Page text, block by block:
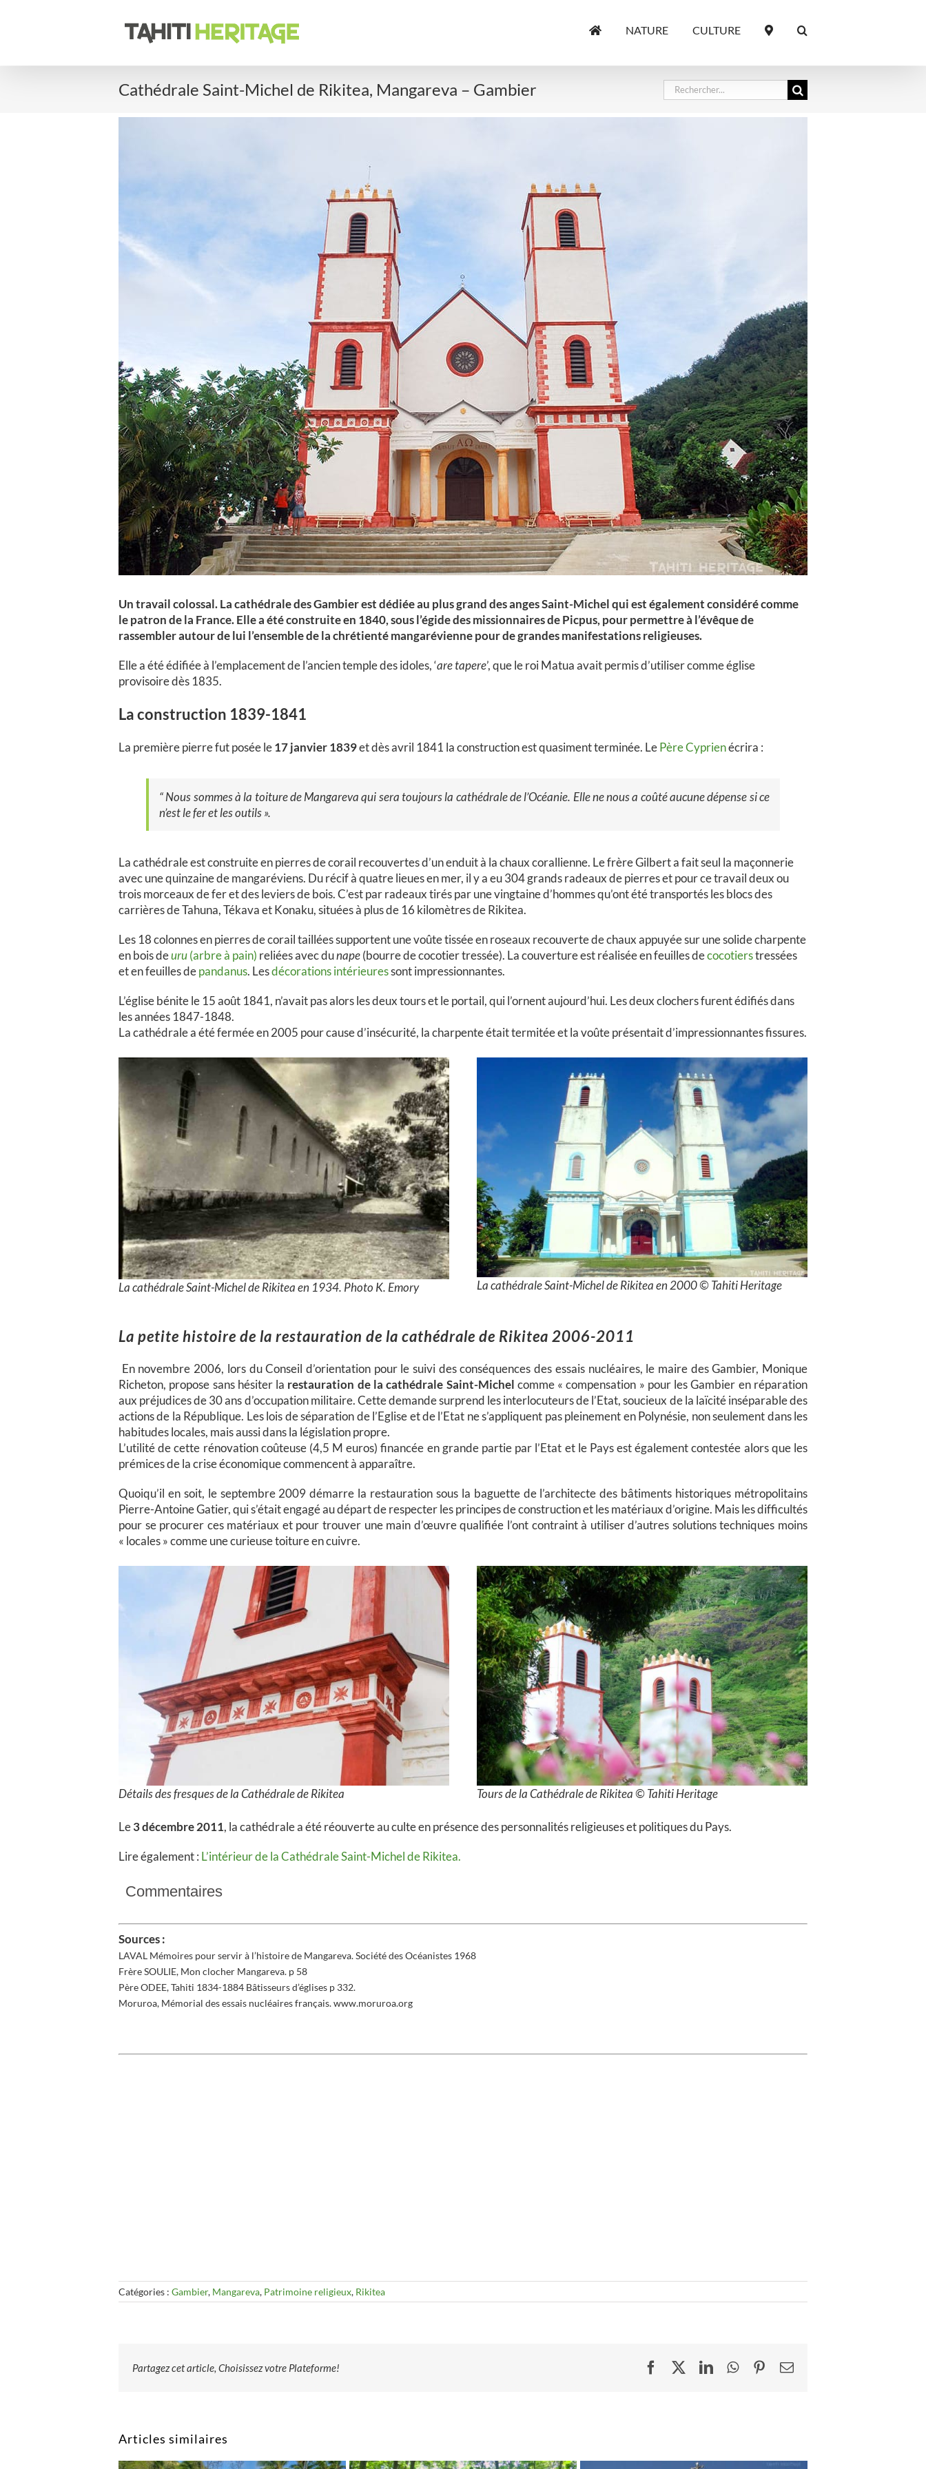
NATURE CULTURE
Cathédrale Saint-Michel de Rikitea, Mangareva – Gambier Rechercher:
Un travail colossal. La cathédrale des Gambier est dédiée au plus grand des anges Saint-Michel qui est également considéré comme
le patron de la France. Elle a été construite en 1840, sous l’égide des missionnaires de Picpus, pour permettre à l’évêque de
rassembler autour de lui l’ensemble de la chrétienté mangarévienne pour de grandes manifestations religieuses.
Elle a été édifiée à l’emplacement de l’ancien temple des idoles, ‘are tapere’, que le roi Matua avait permis d’utiliser comme église
provisoire dès 1835.
La construction 1839-1841
La première pierre fut posée le17 janvier 1839et dès avril 1841 la construction est quasiment terminée. LePère Cyprienécrira :
“ Nous sommes à la toiture de Mangareva qui sera toujours la cathédrale de l’Océanie. Elle ne nous a coûté aucune dépense si ce
n’est le fer et les outils ».
La cathédrale est construite en pierres de corail recouvertes d’un enduit à la chaux corallienne. Le frère Gilbert a fait seul la maçonnerie
avec une quinzaine de mangaréviens. Du récif à quatre lieues en mer, il y a eu 304 grands radeaux de pierres et pour ce travail deux ou
trois morceaux de fer et des leviers de bois. C’est par radeaux tirés par une vingtaine d’hommes qu’ont été transportés les blocs des
carrières de Tahuna, Tékava et Konaku, situées à plus de 16 kilomètres de Rikitea.
Les 18 colonnes en pierres de corail taillées supportent une voûte tissée en roseaux recouverte de chaux appuyée sur une solide charpente
en bois deuru(arbre à pain) reliées avec dunape(bourre de cocotier tressée). La couverture est réalisée en feuilles decocotierstressées
et en feuilles depandanus. Lesdécorations intérieuressont impressionnantes.
L’église bénite le 15 août 1841, n’avait pas alors les deux tours et le portail, qui l’ornent aujourd’hui. Les deux clochers furent édifiés dans
les années 1847-1848.
La cathédrale a été fermée en 2005 pour cause d’insécurité, la charpente était termitée et la voûte présentait d’impressionnantes fissures.
La cathédrale Saint-Michel de Rikitea en 1934. Photo K. Emory La cathédrale Saint-Michel de Rikitea en 2000 © Tahiti Heritage
La petite histoire de la restauration de la cathédrale de Rikitea 2006-2011
En novembre 2006, lors du Conseil d’orientation pour le suivi des conséquences des essais nucléaires, le maire des Gambier, Monique
Richeton, propose sans hésiter la restauration de la cathédrale Saint-Michel comme « compensation » pour les Gambier en réparation
aux préjudices de 30 ans d’occupation militaire. Cette demande surprend les interlocuteurs de l’Etat, soucieux de la laïcité inséparable des
actions de la République. Les lois de séparation de l’Eglise et de l’Etat ne s’appliquent pas pleinement en Polynésie, non seulement dans les
habitudes locales, mais aussi dans la législation propre.
L’utilité de cette rénovation coûteuse (4,5 M euros) financée en grande partie par l’Etat et le Pays est également contestée alors que les
prémices de la crise économique commencent à apparaître.
Quoiqu’il en soit, le septembre 2009 démarre la restauration sous la baguette de l’architecte des bâtiments historiques métropolitains
Pierre-Antoine Gatier, qui s’était engagé au départ de respecter les principes de construction et les matériaux d’origine. Mais les difficultés
pour se procurer ces matériaux et pour trouver une main d’œuvre qualifiée l’ont contraint à utiliser d’autres solutions techniques moins
« locales » comme une curieuse toiture en cuivre.
Détails des fresques de la Cathédrale de Rikitea Tours de la Cathédrale de Rikitea © Tahiti Heritage
Le3 décembre 2011, la cathédrale a été réouverte au culte en présence des personnalités religieuses et politiques du Pays.
Lire également : L’intérieur de la Cathédrale Saint-Michel de Rikitea.
Commentaires
Sources :
LAVAL Mémoires pour servir à l’histoire de Mangareva. Société des Océanistes 1968
Frère SOULIE, Mon clocher Mangareva. p 58
Père ODEE, Tahiti 1834-1884 Bâtisseurs d’églises p 332.
Moruroa, Mémorial des essais nucléaires français. www.moruroa.org
Catégories : Gambier, Mangareva, Patrimoine religieux, Rikitea
Partagez cet article, Choisissez votre Plateforme! FacebookLinkedInWhatsApp
Pinterest
Email
Articles similaires